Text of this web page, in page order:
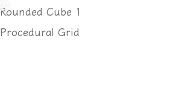
Rounded Cube 1
Procedural Grid